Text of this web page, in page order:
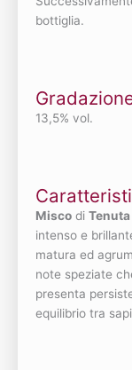
bottiglia.
13,5% vol.
Misco di
intenso e
matura ed
note speziate
presenta
equilibrio tra